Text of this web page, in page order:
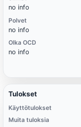
no info
Polvet
no info
Olka OCD
no info
Tulokset
Käyttötulokset
Muita tuloksia